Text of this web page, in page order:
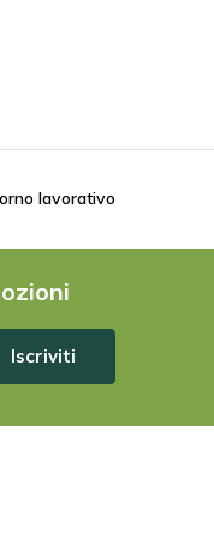
lavorativo
Iscriviti